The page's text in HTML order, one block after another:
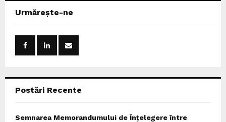
h
Urmărește-ne
Postări Recente
Semnarea Memorandumului de Înțelegere între